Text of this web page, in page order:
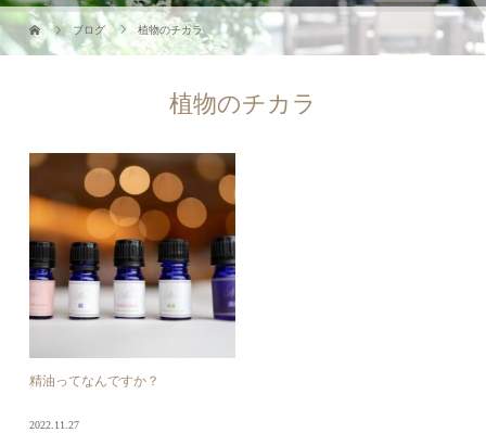
ブログ 植物のチカラ
植物のチカラ
精油ってなんですか？
2022.11.27